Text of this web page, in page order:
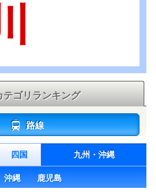
テゴリランキング
路線
四国 九州 ・ 沖縄
沖縄 鹿児島